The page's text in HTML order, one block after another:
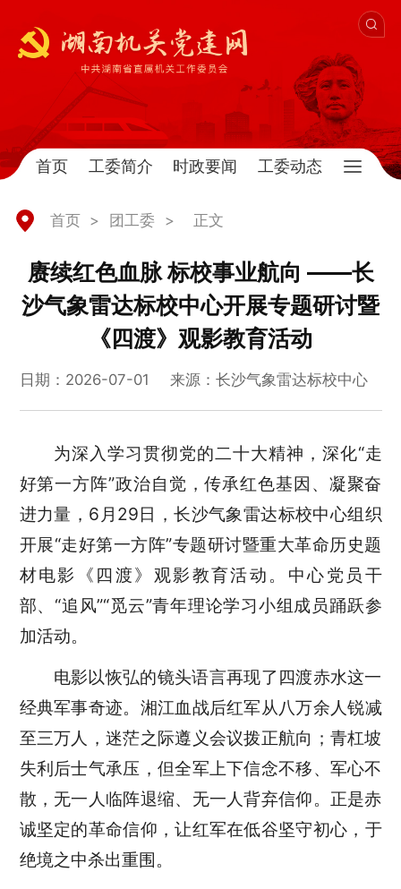
首页 工委简介 时政要闻 工委动态
首页 > 团工委 > 正文
赓续红色血脉 标校事业航向 ——长
沙气象雷达标校中心开展专题研讨暨
《四渡》观影教育活动
日期：2026-07-01 来源：长沙气象雷达标校中心
为深入学习贯彻党的二十大精神，深化“走
好第一方阵”政治自觉，传承红色基因、凝聚奋
进力量， 6月29日，长沙气象雷达标校中心组织
开展“走好第一方阵”专题研讨暨重大革命历史题
材电影《四渡》观影教育活动。中心党员干
部、 “追风”“觅云”青年理论学习小组成员踊跃参
加活动。
电影以恢弘的镜头语言再现了四渡赤水这一
经典军事奇迹。湘江血战后红军从八万余人锐减
至三万人，迷茫之际遵义会议拨正航向；青杠坡
失利后士气承压，但全军上下信念不移、军心不
散，无一人临阵退缩、无一人背弃信仰。正是赤
诚坚定的革命信仰，让红军在低谷坚守初心，于
绝境之中杀出重围。